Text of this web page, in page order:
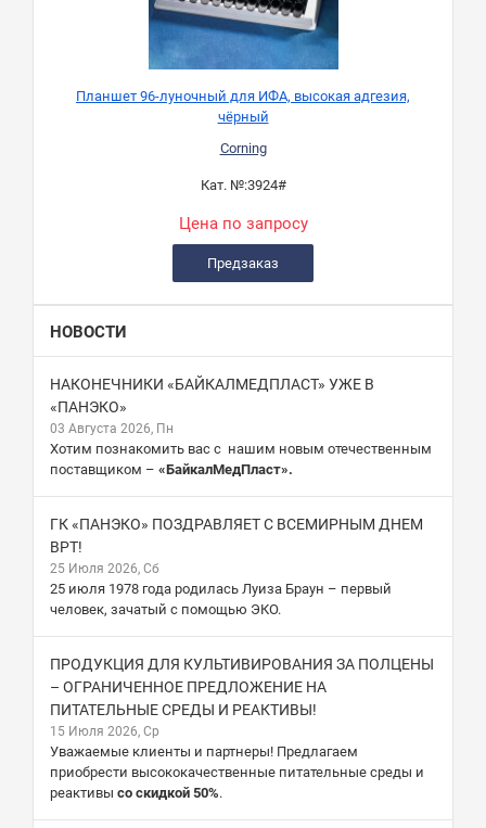
Планшет 96-луночный для ИФА, высокая адгезия,
чёрный
Corning
Кат. №:3924#
Цена по запросу
Предзаказ
НОВОСТИ
НАКОНЕЧНИКИ «БАЙКАЛМЕДПЛАСТ» УЖЕ В
«ПАНЭКО»
03 Августа 2026, Пн
Хотим познакомить вас с нашим новым отечественным
поставщиком – «БайкалМедПласт».
ГК «ПАНЭКО» ПОЗДРАВЛЯЕТ С ВСЕМИРНЫМ ДНЕМ
ВРТ!
25 Июля 2026, Сб
25 июля 1978 года родилась Луиза Браун – первый
человек, зачатый с помощью ЭКО.
ПРОДУКЦИЯ ДЛЯ КУЛЬТИВИРОВАНИЯ ЗА ПОЛЦЕНЫ
– ОГРАНИЧЕННОЕ ПРЕДЛОЖЕНИЕ НА
ПИТАТЕЛЬНЫЕ СРЕДЫ И РЕАКТИВЫ!
15 Июля 2026, Ср
Уважаемые клиенты и партнеры! Предлагаем
приобрести высококачественные питательные среды и
реактивы со скидкой 50%.